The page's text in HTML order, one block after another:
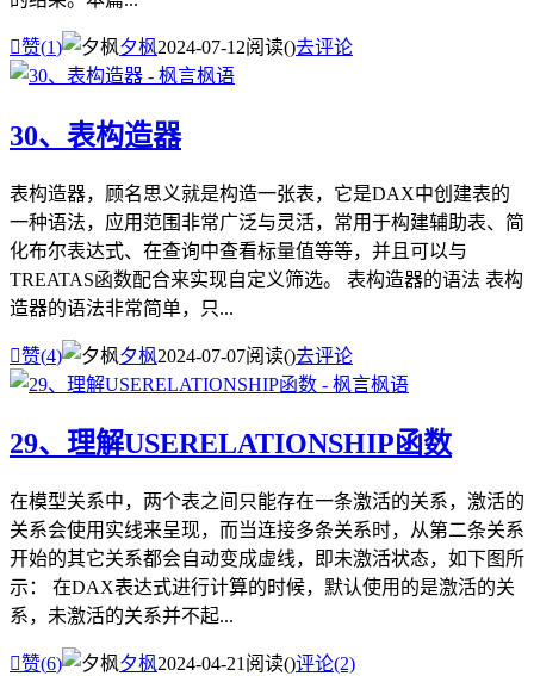
赞(1) 夕枫2024-07-12阅读()去评论
30、表构造器
表构造器，顾名思义就是构造一张表，它是DAX中创建表的
一种语法，应用范围非常广泛与灵活，常用于构建辅助表、简
化布尔表达式、在查询中查看标量值等等，并且可以与
TREATAS函数配合来实现自定义筛选。 表构造器的语法 表构
造器的语法非常简单，只...
赞(4) 夕枫2024-07-07阅读()去评论
29、理解USERELATIONSHIP函数
在模型关系中，两个表之间只能存在一条激活的关系，激活的
关系会使用实线来呈现，而当连接多条关系时，从第二条关系
开始的其它关系都会自动变成虚线，即未激活状态，如下图所
示： 在DAX表达式进行计算的时候，默认使用的是激活的关
系，未激活的关系并不起...
赞(6) 夕枫2024-04-21 阅读()评论(2)